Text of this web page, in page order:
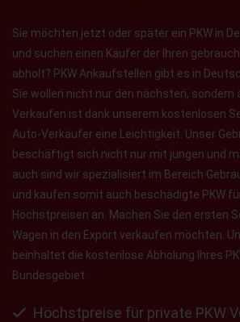
Sie möchten jetzt oder später ein PKW in
und suchen einen Käufer der Ihren
abholt? PKW Ankaufstellen gibt es in
Sie wollen nicht nur den nächsten, sondern
Verkaufen ist dank unserem kostenlosen
Auto-Verkäufer eine Leichtigkeit. Unser
beschäftigt sich nicht nur mit jungen und
auch sind wir spezialisiert im Bereich
und kaufen somit auch beschädigte PKW
Höchstpreisen an. Machen Sie den ersten
Wagen in den Export verkaufen möchten.
beinhaltet die kostenlose Abholung Ihres
Bundesgebiet.
Höchstpreise für private PKW